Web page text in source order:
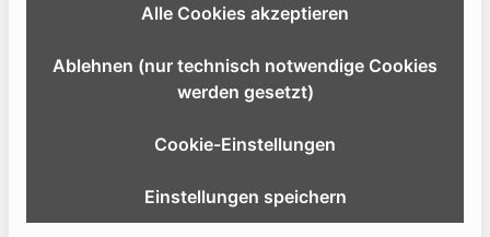
Das hochwertige Sterilisationscontainer-
Alle Cookies akzeptieren
Ablehnen (nur technisch notwendige Cookies
werden gesetzt)
Cookie-Einstellungen
Einstellungen speichern